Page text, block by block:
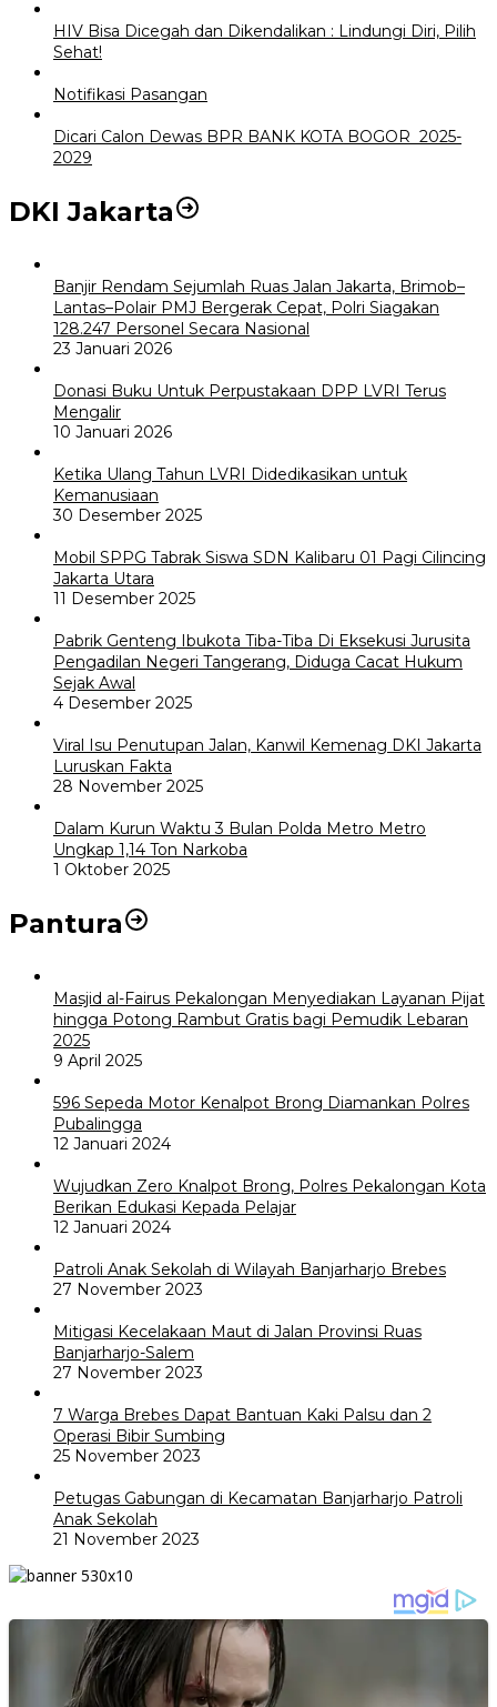
HIV Bisa Dicegah dan Dikendalikan : Lindungi Diri, Pilih
Sehat!
Notifikasi Pasangan
Dicari Calon Dewas BPR BANK KOTA BOGOR 2025-
2029
DKI Jakarta
Banjir Rendam Sejumlah Ruas Jalan Jakarta, Brimob–
Lantas–Polair PMJ Bergerak Cepat, Polri Siagakan
128.247 Personel Secara Nasional
23 Januari 2026
Donasi Buku Untuk Perpustakaan DPP LVRI Terus
Mengalir
10 Januari 2026
Ketika Ulang Tahun LVRI Didedikasikan untuk
Kemanusiaan
30 Desember 2025
Mobil SPPG Tabrak Siswa SDN Kalibaru 01 Pagi Cilincing
Jakarta Utara
11 Desember 2025
Pabrik Genteng Ibukota Tiba-Tiba Di Eksekusi Jurusita
Pengadilan Negeri Tangerang, Diduga Cacat Hukum
Sejak Awal
4 Desember 2025
Viral Isu Penutupan Jalan, Kanwil Kemenag DKI Jakarta
Luruskan Fakta
28 November 2025
Dalam Kurun Waktu 3 Bulan Polda Metro Metro
Ungkap 1,14 Ton Narkoba
1 Oktober 2025
Pantura
Masjid al-Fairus Pekalongan Menyediakan Layanan Pijat
hingga Potong Rambut Gratis bagi Pemudik Lebaran
2025
9 April 2025
596 Sepeda Motor Kenalpot Brong Diamankan Polres
Pubalingga
12 Januari 2024
Wujudkan Zero Knalpot Brong, Polres Pekalongan Kota
Berikan Edukasi Kepada Pelajar
12 Januari 2024
Patroli Anak Sekolah di Wilayah Banjarharjo Brebes
27 November 2023
Mitigasi Kecelakaan Maut di Jalan Provinsi Ruas
Banjarharjo-Salem
27 November 2023
7 Warga Brebes Dapat Bantuan Kaki Palsu dan 2
Operasi Bibir Sumbing
25 November 2023
Petugas Gabungan di Kecamatan Banjarharjo Patroli
Anak Sekolah
21 November 2023